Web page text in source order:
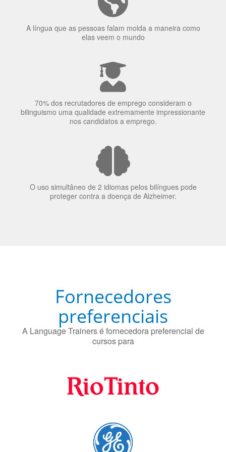
A língua que as pessoas falam molda a maneira como
elas veem o mundo
70% dos recrutadores de emprego consideram o
bilinguismo uma qualidade extremamente impressionante
nos candidatos a emprego.
O uso simultâneo de 2 idiomas pelos bilíngues pode
proteger contra a doença de Alzheimer.
Fornecedores
preferenciais
A Language Trainers é fornecedora preferencial de
cursos para